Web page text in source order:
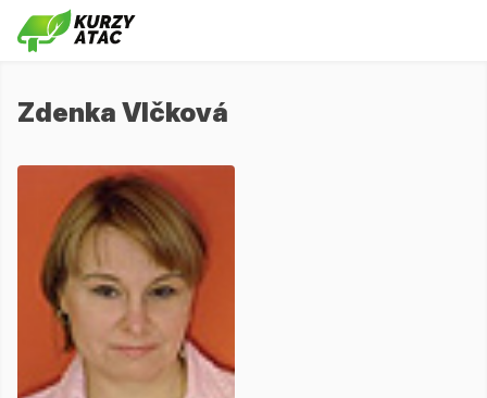
Zdenka Vlčková